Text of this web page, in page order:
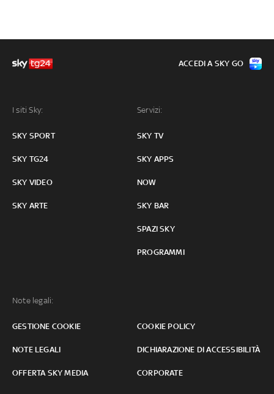
I siti Sky:
SKY SPORT
SKY TG24
SKY VIDEO
SKY ARTE
Servizi:
SKY TV
SKY APPS
NOW
SKY BAR
SPAZI SKY
PROGRAMMI
Note legali:
GESTIONE COOKIE COOKIE POLICY
NOTE LEGALI DICHIARAZIONE DI ACCESSIBILITÀ
OFFERTA SKY MEDIA CORPORATE
ACCEDI A SKY GO